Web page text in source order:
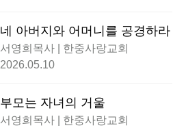
네 아버지와 어머니를 공경하라
서영희목사 | 한중사랑교회
2026.05.10
부모는 자녀의 거울
서영희목사 | 한중사랑교회